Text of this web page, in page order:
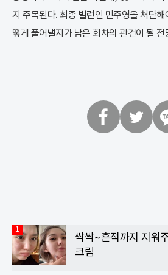
지 주목된다. 최종 빌런인 민주영을 처단해
떻게 풀어낼지가 남은 회차의 관건이 될 전
1
싹싹~흔적까지 지워
크림